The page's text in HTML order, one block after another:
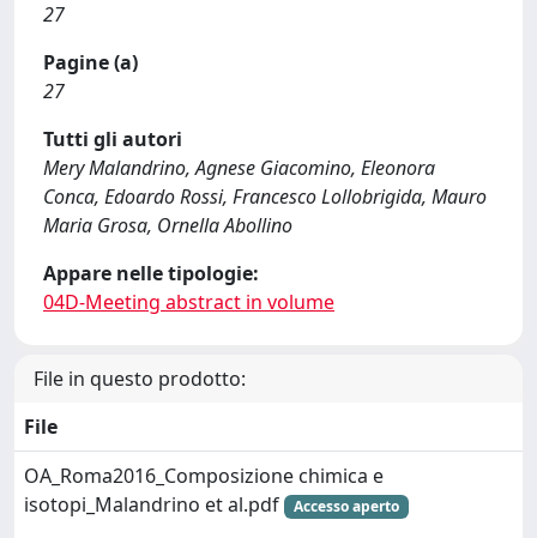
27
Pagine (a)
27
Tutti gli autori
Mery Malandrino, Agnese Giacomino, Eleonora
Conca, Edoardo Rossi, Francesco Lollobrigida, Mauro
Maria Grosa, Ornella Abollino
Appare nelle tipologie:
04D-Meeting abstract in volume
File in questo prodotto:
File
OA_Roma2016_Composizione chimica e
isotopi_Malandrino et al.pdf
Accesso aperto